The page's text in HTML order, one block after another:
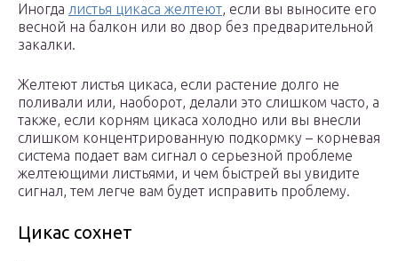
Иногда листья цикаса желтеют, если вы выносите его
весной на балкон или во двор без предварительной
закалки.
Желтеют листья цикаса, если растение долго не
поливали или, наоборот, делали это слишком часто, а
также, если корням цикаса холодно или вы внесли
слишком концентрированную подкормку – корневая
система подает вам сигнал о серьезной проблеме
желтеющими листьями, и чем быстрей вы увидите
сигнал, тем легче вам будет исправить проблему.
Цикас сохнет